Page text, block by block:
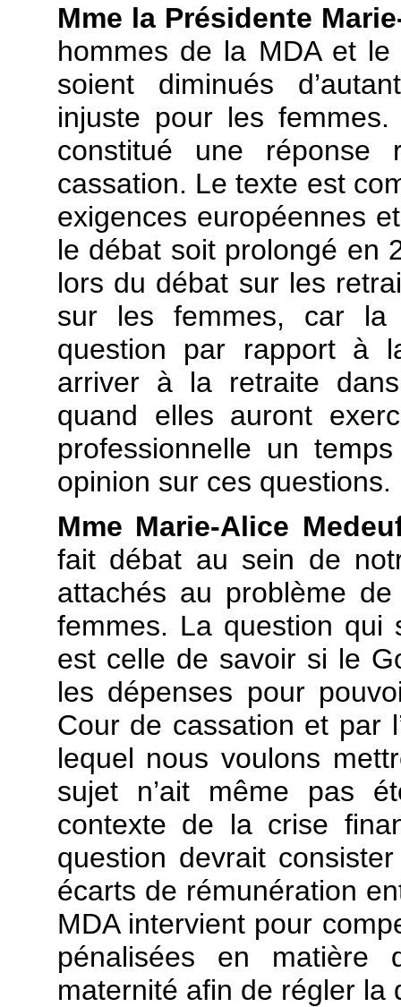
Mme la Présidente
hommes de la MDA et
soient diminués
injuste pour les
constitué une
cassation. Le texte est
exigences européennes
le débat soit prolongé en
lors du débat sur les
sur les femmes, car la
question par rapport à
arriver à la retraite
quand elles auront
professionnelle un
opinion sur ces questions.
Mme Marie-Alice
fait débat au sein de
attachés au problème
femmes. La question qui
est celle de savoir si le
les dépenses pour
Cour de cassation et par
lequel nous voulons
sujet n’ait même pas
contexte de la crise
question devrait
écarts de rémunération
MDA intervient pour
pénalisées en
maternité afin de régler la